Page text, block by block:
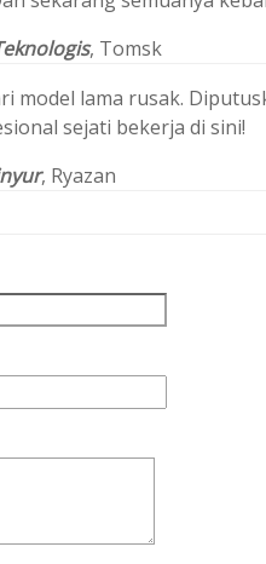
, Tomsk
model lama rusak.
sejati bekerja di sini!
, Ryazan